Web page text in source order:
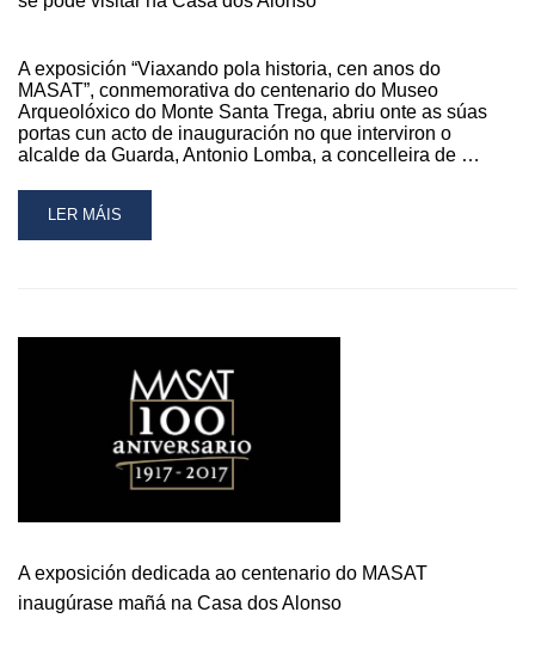
A exposición “Viaxando pola historia, cen anos do
MASAT”, conmemorativa do centenario do Museo
Arqueolóxico do Monte Santa Trega, abriu onte as súas
portas cun acto de inauguración no que interviron o
alcalde da Guarda, Antonio Lomba, a concelleira de …
READ
MORE
SE
VISITAR
NA
CASA
LER MÁIS
A exposición dedicada ao centenario do MASAT
inaugúrase mañá na Casa dos Alonso